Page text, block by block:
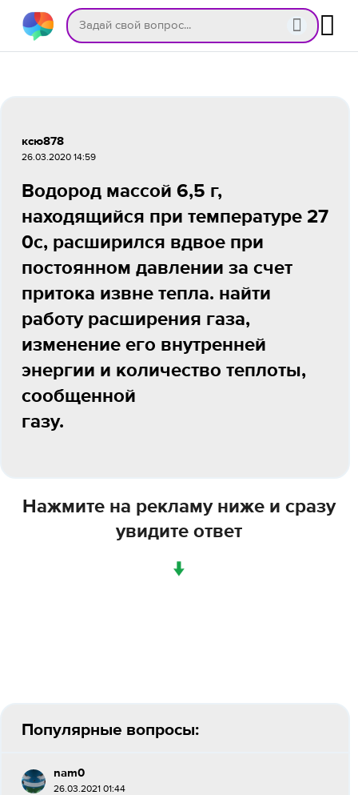
ксю878
26.03.2020 14:59
Водород массой 6,5 г,
находящийся при температуре 27
0с, расширился вдвое при
постоянном давлении за счет
притока извне тепла. найти
работу расширения газа,
изменение его внутренней
энергии и количество теплоты,
сообщенной
газу.
Нажмите на рекламу ниже и сразу
увидите ответ
↓
Популярные вопросы:
nam0
26.03.2021 01:44